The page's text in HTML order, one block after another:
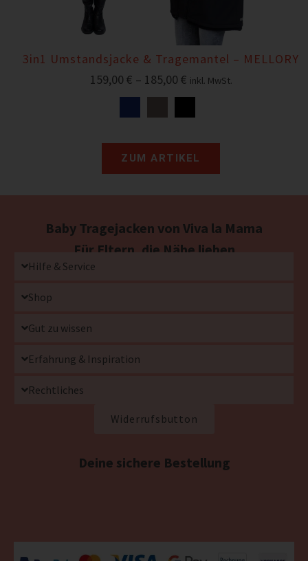
3in1 Umstandsjacke & Tragemantel – MELLORY
159,00 € – 185,00 € inkl. MwSt.
ZUM ARTIKEL
Baby Tragejacken von Viva la Mama
Für Eltern, die Nähe lieben
Hilfe & Service
Shop
Gut zu wissen
Erfahrung & Inspiration
Rechtliches
Widerrufsbutton
Deine sichere Bestellung